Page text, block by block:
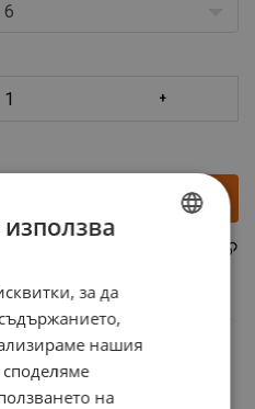
6
ENGLISH TRANSLATION
използва
за да
нашия
на